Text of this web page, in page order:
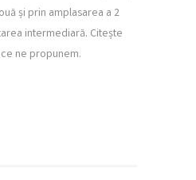
și prin amplasarea a 2
intermediară. Citește
ne propunem.